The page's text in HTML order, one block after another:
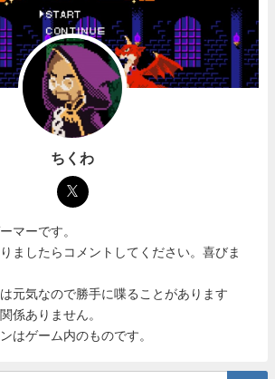
ちくわ
マーです。
ましたらコメントしてください。喜びま
元気なので勝手に喋ることがあります
係ありません。
はゲーム内のものです。